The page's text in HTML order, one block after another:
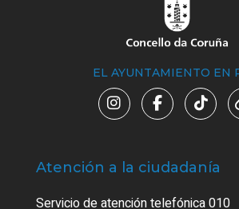
EL AYUNTAMIENTO EN
Atención a la ciudadanía
Servicio de atención telefónica 010